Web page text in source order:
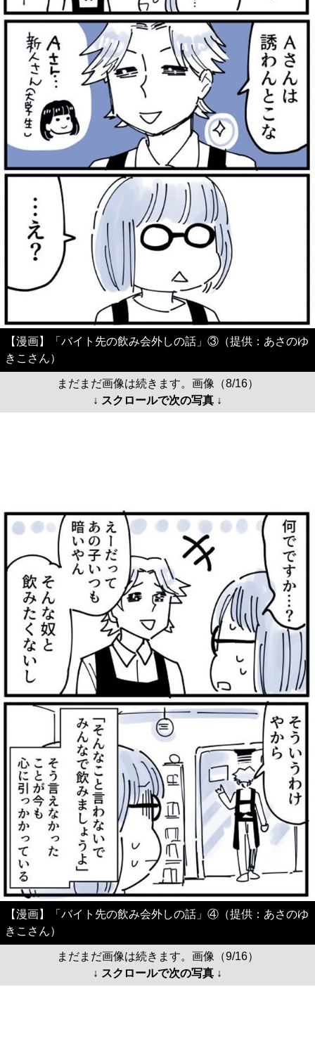
【漫画】「バイト先の飲み会外しの話」③（提供：あさのゆ
きこさん）
まだまだ画像は続きます。画像（8/16）
↓ スクロールで次の写真 ↓
【漫画】「バイト先の飲み会外しの話」④（提供：あさのゆ
きこさん）
まだまだ画像は続きます。画像（9/16）
↓ スクロールで次の写真 ↓